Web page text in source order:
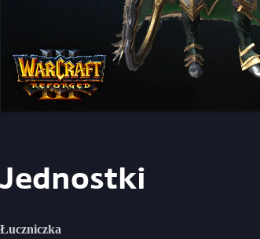
Jednostki
Łuczniczka